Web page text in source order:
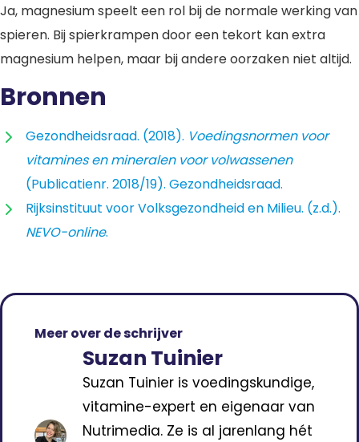
Ja, magnesium speelt een rol bij de normale werking van
spieren. Bij spierkrampen door een tekort kan extra
magnesium helpen, maar bij andere oorzaken niet altijd.
Bronnen
Gezondheidsraad. (2018). Voedingsnormen voor
vitamines en mineralen voor volwassenen
(Publicatienr. 2018/19). Gezondheidsraad.
Rijksinstituut voor Volksgezondheid en Milieu. (z.d.).
NEVO-online.
Meer over de schrijver
Suzan Tuinier
Suzan Tuinier is voedingskundige,
vitamine-expert en eigenaar van
Nutrimedia. Ze is al jarenlang hét